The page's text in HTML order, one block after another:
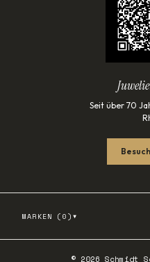
Seit über 70
MARKEN ( 0 ) ▾
© 2026 Schmidt